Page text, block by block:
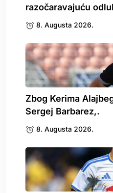
razočaravajuću
8. Augusta 2026.
Zbog Kerima
Sergej Barbarez,.
8. Augusta 2026.